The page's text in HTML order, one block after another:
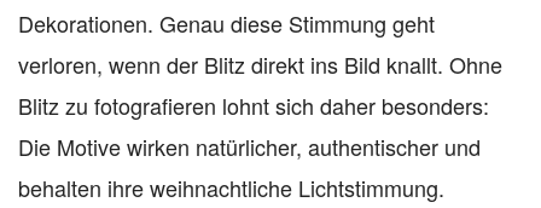
Dekorationen. Genau diese Stimmung geht
verloren, wenn der Blitz direkt ins Bild knallt. Ohne
Blitz zu fotografieren lohnt sich daher besonders:
Die Motive wirken natürlicher, authentischer und
behalten ihre weihnachtliche Lichtstimmung.